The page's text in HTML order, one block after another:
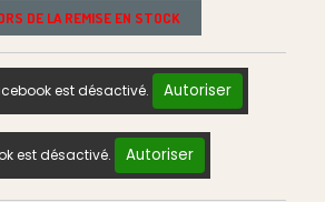
DE LA REMISE EN STOCK
est désactivé. Autoriser
est désactivé. Autoriser